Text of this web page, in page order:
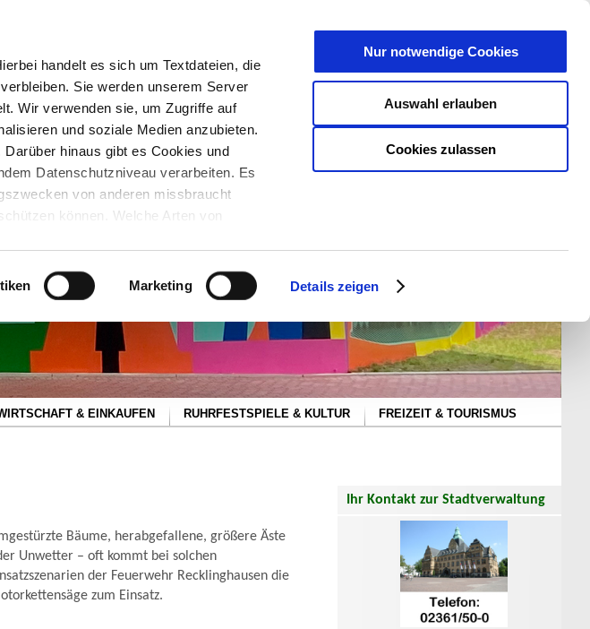
handelt es sich um Textdateien, die
Sie werden unserem Server
Wir verwenden sie, um Zugriffe auf
und soziale Medien anzubieten.
hinaus gibt es Cookies und
Datenschutzniveau verarbeiten. Es
von anderen missbraucht
können. Welche Arten von
Auswahl der gewünschten Cookies kann
werden.
Marketing Details zeigen
Cookies zulassen
Auswahl erlauben
Nur notwendige Cookies
SCHRIFTGRÖßE:
& EINKAUFEN RUHRFESTSPIELE & KULTUR FREIZEIT & TOURISMUS
Bäume, herabgefallene, größere Äste
Unwetter – oft kommt bei solchen
der Feuerwehr Recklinghausen die
zum Einsatz.
Ihr Kontakt zur Stadtverwaltung